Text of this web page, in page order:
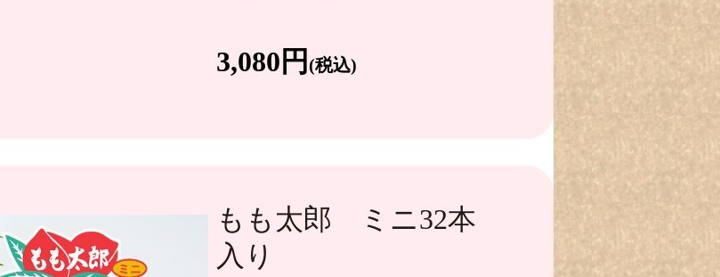
3,080円 (税込)
もも太郎 ミニ32本
入り